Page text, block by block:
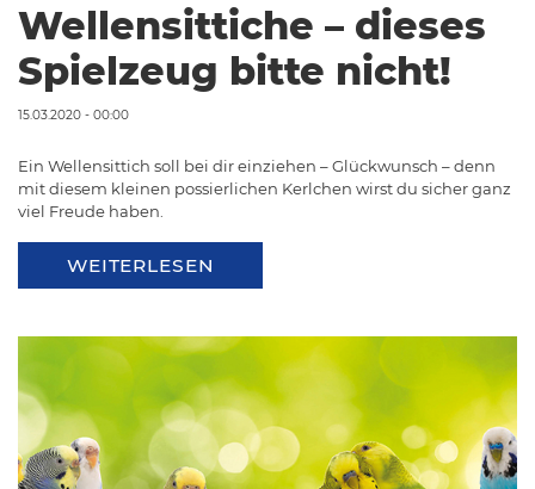
Wellensittiche – dieses
Spielzeug bitte nicht!
15.03.2020 - 00:00
Ein Wellensittich soll bei dir einziehen – Glückwunsch – denn
mit diesem kleinen possierlichen Kerlchen wirst du sicher ganz
viel Freude haben.
WEITERLESEN